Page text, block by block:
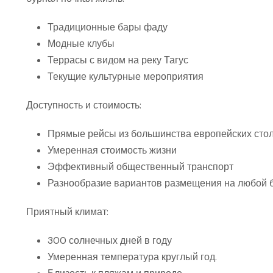
Традиционные бары фаду
Модные клубы
Террасы с видом на реку Тагус
Текущие культурные мероприятия
Доступность и стоимость:
Прямые рейсы из большинства европейских
Умеренная стоимость жизни
Эффективный общественный транспорт
Разнообразие вариантов размещения на любой
Приятный климат:
300 солнечных дней в году
Умеренная температура круглый год.